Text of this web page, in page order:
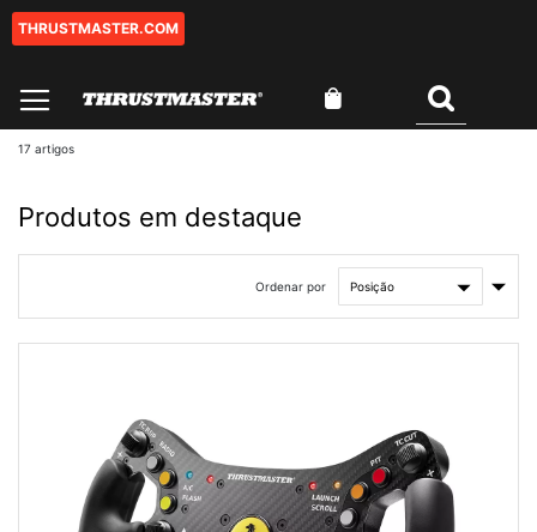
Conteúdo
THRUSTMASTER.COM
O Meu Carrinho
Produtos em destaque
17 artigos
Ordenar por